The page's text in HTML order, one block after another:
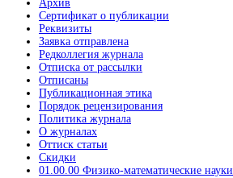
Архив
Сертификат о публикации
Реквизиты
Заявка отправлена
Редколлегия журнала
Отписка от рассылки
Отписаны
Публикационная этика
Порядок рецензирования
Политика журнала
О журналах
Оттиск статьи
Скидки
01.00.00 Физико-математические науки